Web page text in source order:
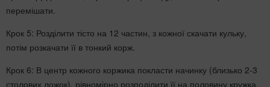
перемішати.
Крок 5: Розділити тісто на 12 частин, з кожної скачати кульку,
потім розкачати її в тонкий корж.
Крок 6: В центр кожного коржика покласти начинку (близько 2-3
столових ложок), рівномірно розподілити її на половину кружка,